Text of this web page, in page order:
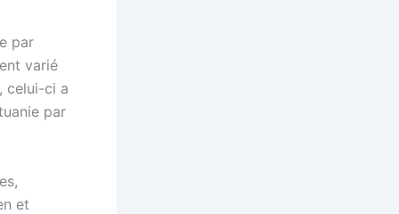
par
varié
celui-ci a
par
et